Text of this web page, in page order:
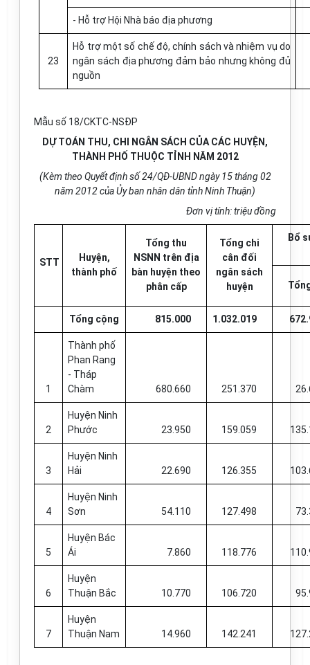
- Hỗ trợ Hội Nhà báo địa phương
23
Hỗ trợ một số chế độ, chính sách và nhiệm vụ do
ngân sách địa phương đảm bảo nhưng không đủ
nguồn
Mẫu số 18/CKTC-NSĐP
DỰ TOÁN THU, CHI NGÂN SÁCH CỦA CÁC HUYỆN,
THÀNH PHỐ THUỘC TỈNH NĂM 2012
(Kèm theo Quyết định số 24/QĐ-UBND ngày 15 tháng 02
năm 2012 của Ủy ban nhân dân tỉnh Ninh Thuận)
Đơn vị tính: triệu đồng
STT
Huyện,
thành phố
Tổng thu
NSNN trên địa
bàn huyện theo
phân cấp
Tổng chi
cân đối
ngân sách
huyện
Bổ
Tổng cộng 815.000 1.032.019
1
Thành phố
Phan Rang
- Tháp
Chàm
680.660 251.370
2
Huyện Ninh
Phước
23.950 159.059
3
Huyện Ninh
Hải
22.690 126.355
4
Huyện Ninh
Sơn
54.110 127.498
5
Huyện Bác
Ái
7.860 118.776
6
Huyện
Thuận Bắc
10.770 106.720
7
Huyện
Thuận Nam
14.960 142.241